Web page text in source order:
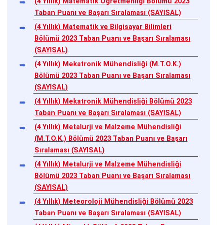
Taban Puanı ve Başarı Sıralaması (SAYISAL)
(4 Yıllık) Matematik ve Bilgisayar Bilimleri
Bölümü 2023 Taban Puanı ve Başarı Sıralaması
(SAYISAL)
(4 Yıllık) Mekatronik Mühendisliği (M.T.O.K.)
Bölümü 2023 Taban Puanı ve Başarı Sıralaması
(SAYISAL)
(4 Yıllık) Mekatronik Mühendisliği Bölümü 2023
Taban Puanı ve Başarı Sıralaması (SAYISAL)
(4 Yıllık) Metalurji ve Malzeme Mühendisliği
(M.T.O.K.) Bölümü 2023 Taban Puanı ve Başarı
Sıralaması (SAYISAL)
(4 Yıllık) Metalurji ve Malzeme Mühendisliği
Bölümü 2023 Taban Puanı ve Başarı Sıralaması
(SAYISAL)
(4 Yıllık) Meteoroloji Mühendisliği Bölümü 2023
Taban Puanı ve Başarı Sıralaması (SAYISAL)